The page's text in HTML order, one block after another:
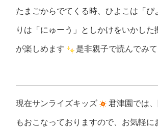
たまごからでてくる時、ひよこは「ぴ
りは「にゅーう」としかけをいかした
が楽しめます 是非親子で読んでみ
現在サンライズキッズ 君津園では
もおこなっておりますので、お気軽に